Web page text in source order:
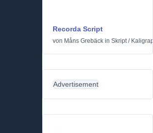
Recorda Script
von Måns Grebäck in Skript/
Advertisement